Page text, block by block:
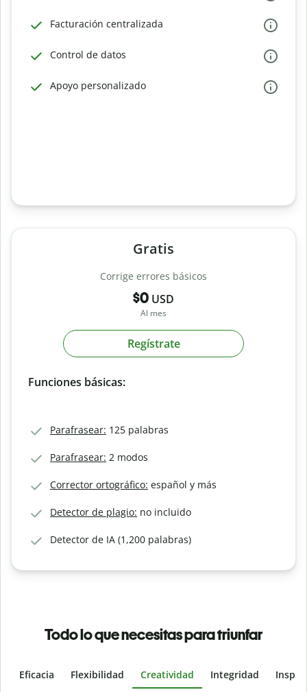
Facturación centralizada
Control de datos
Apoyo personalizado
Gratis
Corrige errores básicos
$0 USD
Al mes
Regístrate
Funciones básicas:
Parafrasear: 125 palabras
Parafrasear: 2 modos
Corrector ortográfico: español y más
Detector de plagio: no incluido
Detector de IA (1,200 palabras)
Todo lo que necesitas para triunfar
Eficacia Flexibilidad Creatividad Integridad